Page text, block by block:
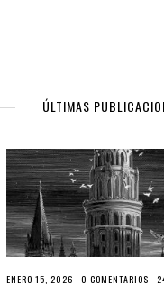
ÚLTIMAS
ENERO 15, 2026 ·0 COMENTARIOS ·